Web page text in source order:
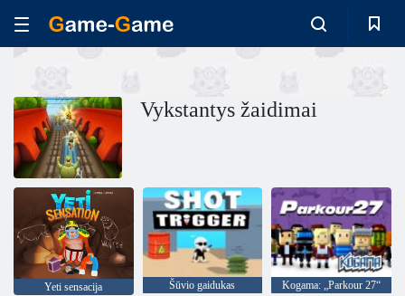
Vykstantys žaidimai
Yeti sensacija Šūvio gaidukas Kogama: „Parkour 27“